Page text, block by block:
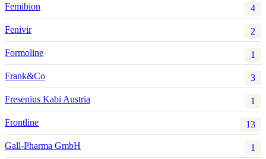
Femibion 4
Fenivir 2
Formoline 1
Frank&Co 3
Fresenius Kabi Austria 1
Frontline 13
Gall-Pharma GmbH 1